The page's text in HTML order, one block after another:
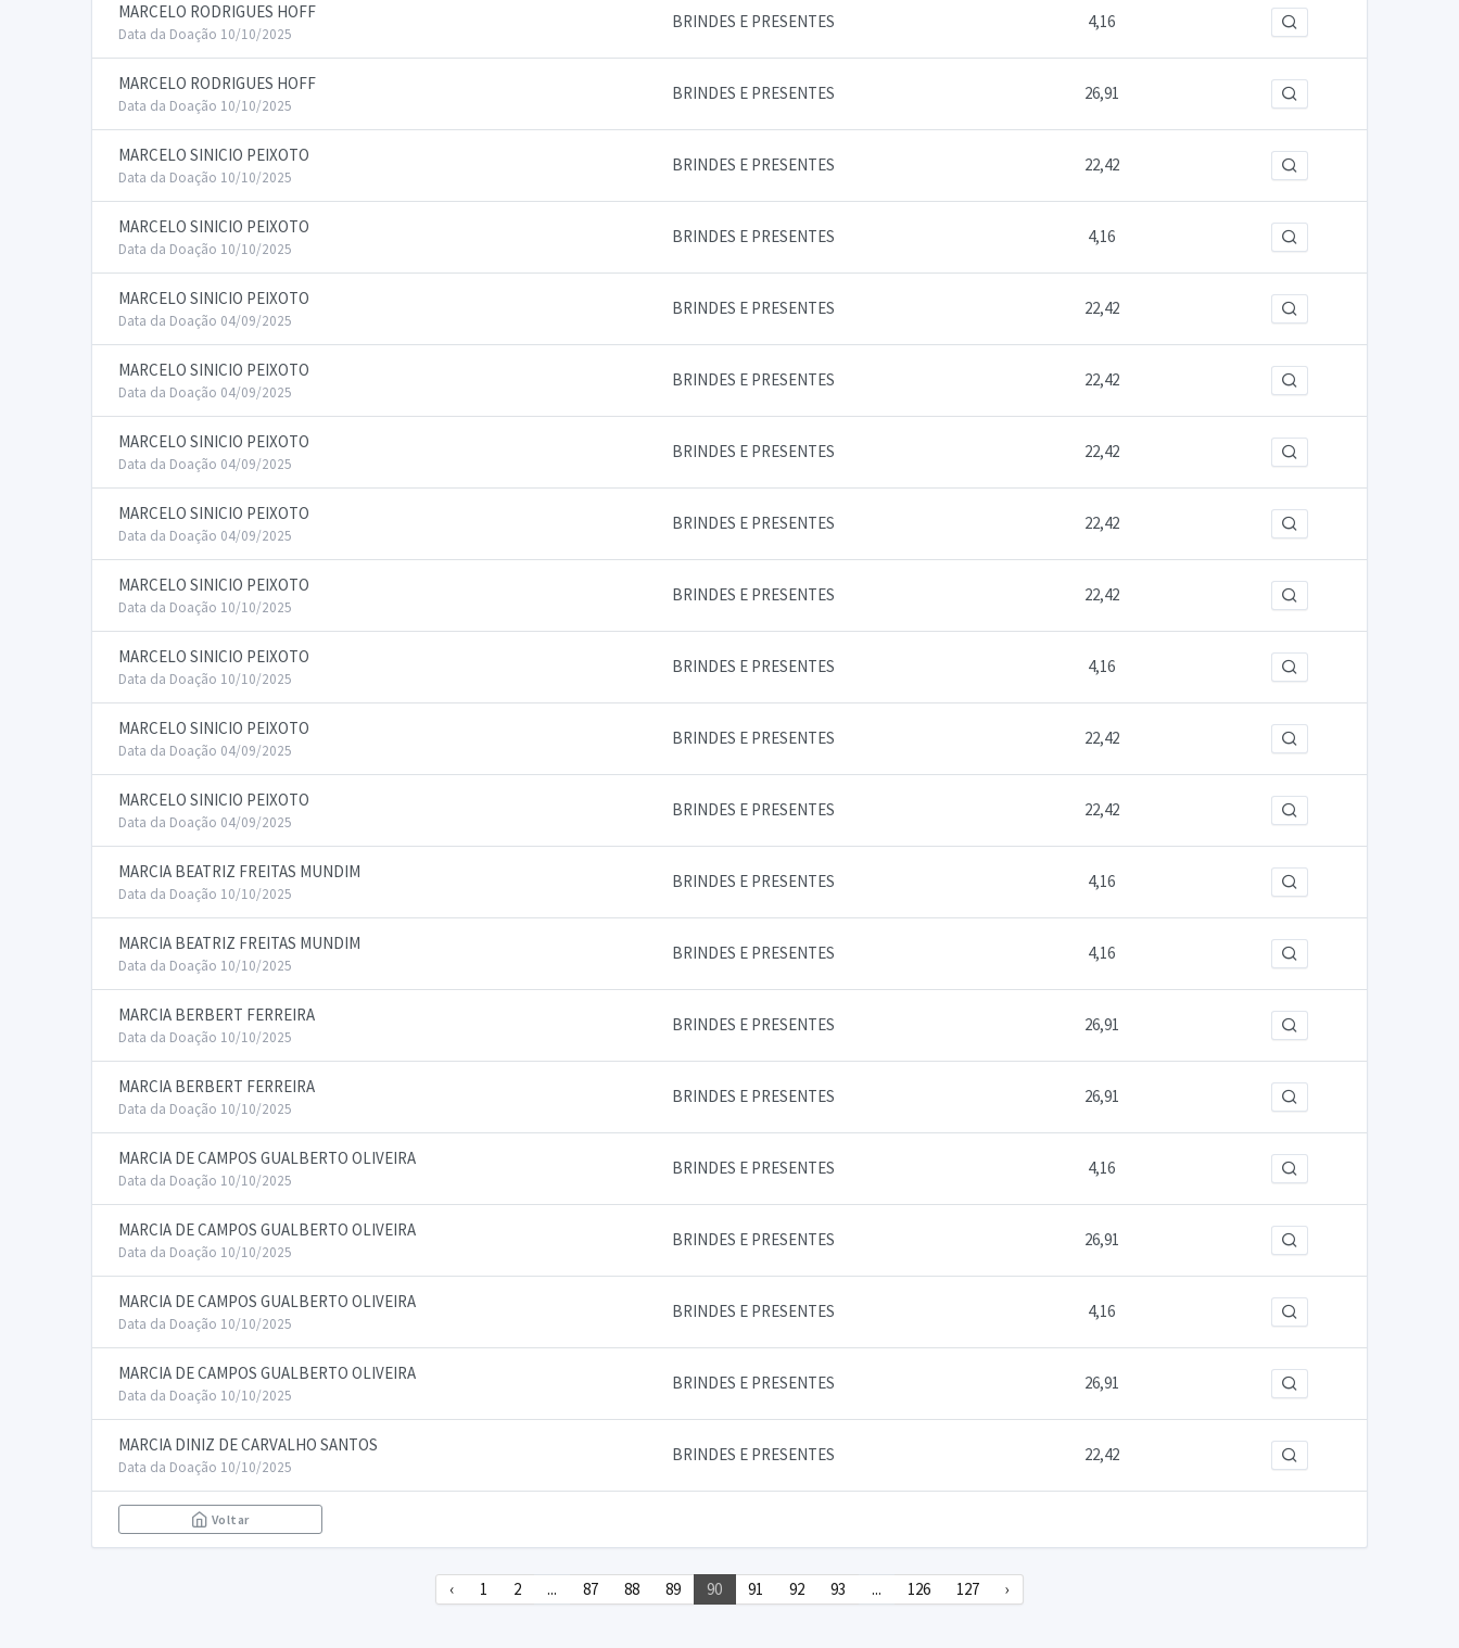
MARCELO RODRIGUES HOFF
Data da Doação 10/10/2025
BRINDES E PRESENTES 4,16
MARCELO RODRIGUES HOFF
Data da Doação 10/10/2025
BRINDES E PRESENTES 26,91
MARCELO SINICIO PEIXOTO
Data da Doação 10/10/2025
BRINDES E PRESENTES 22,42
MARCELO SINICIO PEIXOTO
Data da Doação 10/10/2025
BRINDES E PRESENTES 4,16
MARCELO SINICIO PEIXOTO
Data da Doação 04/09/2025
BRINDES E PRESENTES 22,42
MARCELO SINICIO PEIXOTO
Data da Doação 04/09/2025
BRINDES E PRESENTES 22,42
MARCELO SINICIO PEIXOTO
Data da Doação 04/09/2025
BRINDES E PRESENTES 22,42
MARCELO SINICIO PEIXOTO
Data da Doação 04/09/2025
BRINDES E PRESENTES 22,42
MARCELO SINICIO PEIXOTO
Data da Doação 10/10/2025
BRINDES E PRESENTES 22,42
MARCELO SINICIO PEIXOTO
Data da Doação 10/10/2025
BRINDES E PRESENTES 4,16
MARCELO SINICIO PEIXOTO
Data da Doação 04/09/2025
BRINDES E PRESENTES 22,42
MARCELO SINICIO PEIXOTO
Data da Doação 04/09/2025
BRINDES E PRESENTES 22,42
MARCIA BEATRIZ FREITAS MUNDIM
Data da Doação 10/10/2025
BRINDES E PRESENTES 4,16
MARCIA BEATRIZ FREITAS MUNDIM
Data da Doação 10/10/2025
BRINDES E PRESENTES 4,16
MARCIA BERBERT FERREIRA
Data da Doação 10/10/2025
BRINDES E PRESENTES 26,91
MARCIA BERBERT FERREIRA
Data da Doação 10/10/2025
BRINDES E PRESENTES 26,91
MARCIA DE CAMPOS GUALBERTO OLIVEIRA
Data da Doação 10/10/2025
BRINDES E PRESENTES 4,16
MARCIA DE CAMPOS GUALBERTO OLIVEIRA
Data da Doação 10/10/2025
BRINDES E PRESENTES 26,91
MARCIA DE CAMPOS GUALBERTO OLIVEIRA
Data da Doação 10/10/2025
BRINDES E PRESENTES 4,16
MARCIA DE CAMPOS GUALBERTO OLIVEIRA
Data da Doação 10/10/2025
BRINDES E PRESENTES 26,91
MARCIA DINIZ DE CARVALHO SANTOS
Data da Doação 10/10/2025
BRINDES E PRESENTES 22,42
Voltar
‹ 1 2 ... 87 88 89 90 91 92 93 ... 126 127 ›